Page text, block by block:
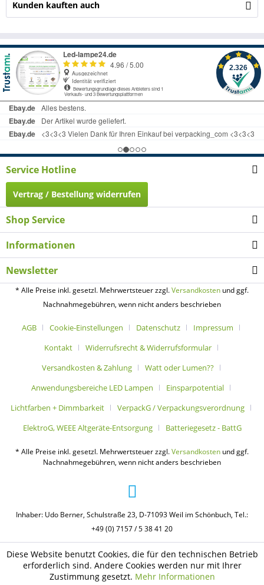
Kunden kauften auch
Service Hotline
Vertrag / Bestellung widerrufen
Shop Service
Informationen
Newsletter
* Alle Preise inkl. gesetzl. Mehrwertsteuer zzgl.Versandkosten und ggf.
Nachnahmegebühren, wenn nicht anders beschrieben
AGB Cookie-Einstellungen Datenschutz
Impressum
Kontakt
Widerrufsrecht & Widerrufsformular
Versandkosten & Zahlung
Watt oder Lumen??
Anwendungsbereiche LED Lampen
Einsparpotential
Lichtfarben + Dimmbarkeit
VerpackG / Verpackungsverordnung
ElektroG, WEEE Altgeräte-Entsorgung
Batteriegesetz - BattG
* Alle Preise inkl. gesetzl. Mehrwertsteuer zzgl.Versandkosten und ggf.
Nachnahmegebühren, wenn nicht anders beschrieben
Inhaber: Udo Berner, Schulstraße 23, D-71093 Weil im Schönbuch, Tel.:
+49 (0) 7157 / 5 38 41 20
Diese Website benutzt Cookies, die für den technischen Betrieb
erforderlich sind. Andere Cookies werden nur mit Ihrer
Zustimmung gesetzt. Mehr Informationen